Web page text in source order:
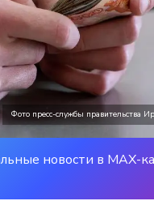
Фото пресс-службы правительства
новости в MAX-